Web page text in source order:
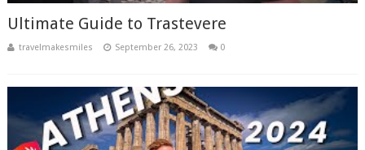
Ultimate Guide to Trastevere
travelmakesmiles September 26, 2023 0